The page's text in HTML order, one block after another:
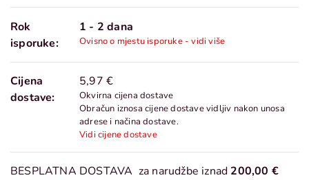
Rok
isporuke:
1 - 2 dana
Ovisno o mjestu isporuke - vidi više
Cijena
dostave:
5,97 €
Okvirna cijena dostave
Obračun iznosa cijene dostave vidljiv nakon unosa
adrese i načina dostave.
Vidi cijene dostave
BESPLATNA DOSTAVA za narudžbe iznad 200,00 €